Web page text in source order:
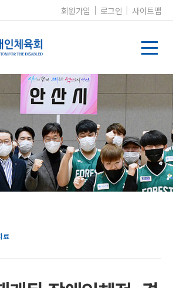
회원가입 로그인 사이트맵
료